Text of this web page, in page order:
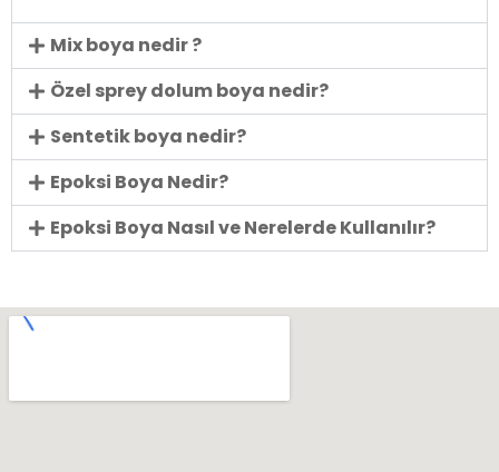
Mix boya nedir ?
Özel sprey dolum boya nedir?
Sentetik boya nedir?
Epoksi Boya Nedir?
Epoksi Boya Nasıl ve Nerelerde Kullanılır?